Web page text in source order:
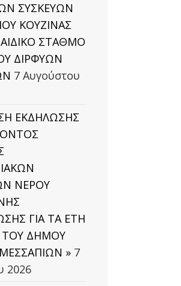
ΣΥΣΚΕΥΩΝ
ΚΟΥΖΙΝΑΣ
ΣΤΑΘΜΟ
ΔΙΡΦΥΩΝ
7 Αυγούστου
ΕΚΔΗΛΩΣΗΣ
ΝΕΡΟΥ
ΓΙΑ ΤΑ ΕΤΗ
ΤΟΥ ΔΗΜΟΥ
» 7
2026